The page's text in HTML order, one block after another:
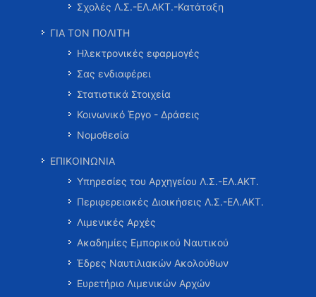
Σχολές Λ.Σ.-ΕΛ.ΑΚΤ.-Κατάταξη
ΓΙΑ ΤΟΝ ΠΟΛΙΤΗ
Ηλεκτρονικές εφαρμογές
Σας ενδιαφέρει
Στατιστικά Στοιχεία
Κοινωνικό Έργο - Δράσεις
Νομοθεσία
ΕΠΙΚΟΙΝΩΝΙΑ
Υπηρεσίες του Αρχηγείου Λ.Σ.-ΕΛ.ΑΚΤ.
Περιφερειακές Διοικήσεις Λ.Σ.-ΕΛ.ΑΚΤ.
Λιμενικές Αρχές
Ακαδημίες Εμπορικού Ναυτικού
Έδρες Ναυτιλιακών Ακολούθων
Ευρετήριο Λιμενικών Αρχών